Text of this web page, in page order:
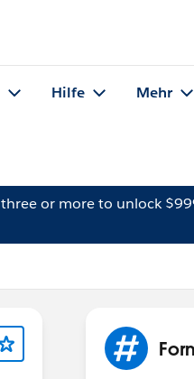
Hilfe Mehr
three or more to unlock